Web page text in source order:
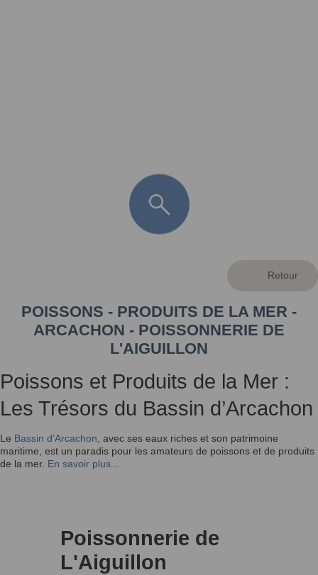
POISSONS - PRODUITS DE LA MER -
ARCACHON - POISSONNERIE DE
L'AIGUILLON
Poissons et Produits de la Mer :
Les Trésors du Bassin d’Arcachon
Le Bassin d’Arcachon , avec ses eaux riches et son patrimoine
maritime, est un paradis pour les amateurs de poissons et de produits
de la mer. En savoir plus...
Poissonnerie de
L'Aiguillon